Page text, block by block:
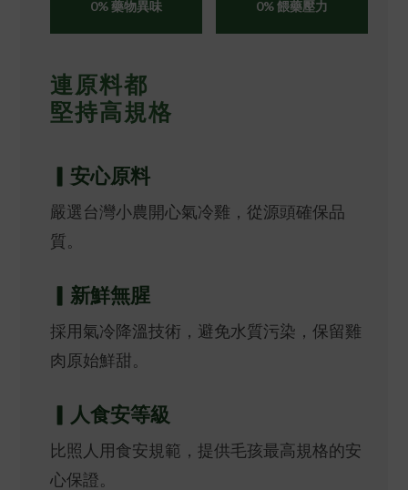
0% 藥物異味 0% 餵藥壓力
連原料都
堅持高規格
▎安心原料
嚴選台灣小農開心氣冷雞，從源頭確保品
質。
▎新鮮無腥
採用氣冷降溫技術，避免水質污染，保留雞
肉原始鮮甜。
▎人食安等級
比照人用食安規範，提供毛孩最高規格的安
心保證。